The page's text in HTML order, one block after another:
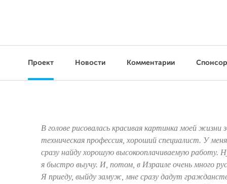
Проект Новости Комментарии
В голове рисовалась красивая картинка моей
техническая профессия, хороший специалист. У
сразу найду хорошую высокооплачиваемую работу.
я быстро выучу. И, потом, в Израиле очень много
Я приеду, выйду замуж, мне сразу дадут